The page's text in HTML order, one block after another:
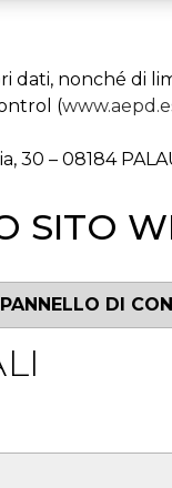
dati, nonché di
(
30 – 08184
SITO
PANNELLO DI